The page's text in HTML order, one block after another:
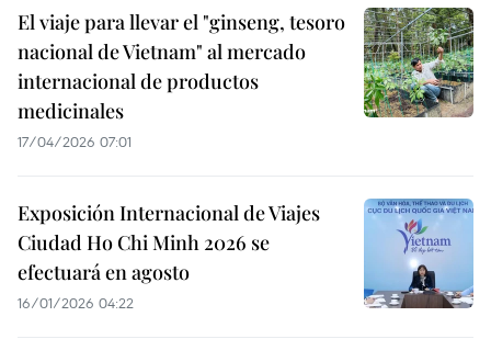
El viaje para llevar el "ginseng, tesoro
nacional de Vietnam" al mercado
internacional de productos
medicinales
17/04/2026 07:01
Exposición Internacional de Viajes
Ciudad Ho Chi Minh 2026 se
efectuará en agosto
16/01/2026 04:22